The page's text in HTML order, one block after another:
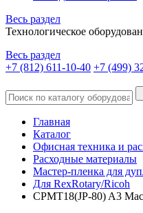
Весь раздел
Технологическое
Весь раздел
+7 (812) 611-10-40 +7 (499)
Главная
Каталог
Офисная техника и
Расходные материалы
Мастер-пленка для
Для RexRotary/Ricoh
CPMT18(JP-80) A3